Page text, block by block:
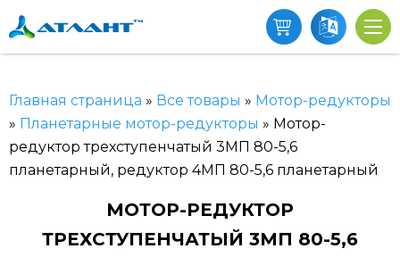
Главная страница » Все товары » Мотор-редукторы
» Планетарные мотор-редукторы » Мотор-
редуктор трехступенчатый 3МП 80-5,6
планетарный, редуктор 4МП 80-5,6 планетарный
МОТОР-РЕДУКТОР
ТРЕХСТУПЕНЧАТЫЙ 3МП 80-5,6